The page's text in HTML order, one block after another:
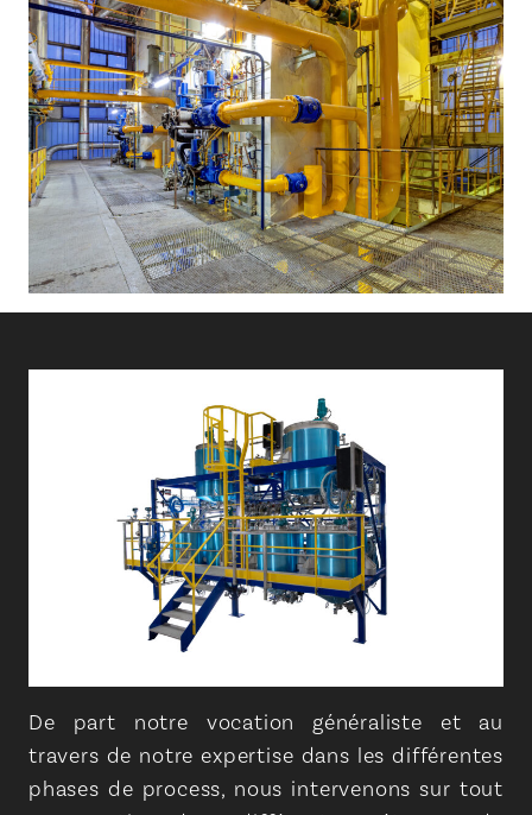
De part notre vocation généraliste et au
travers de notre expertise dans les différentes
phases de process, nous intervenons sur tout